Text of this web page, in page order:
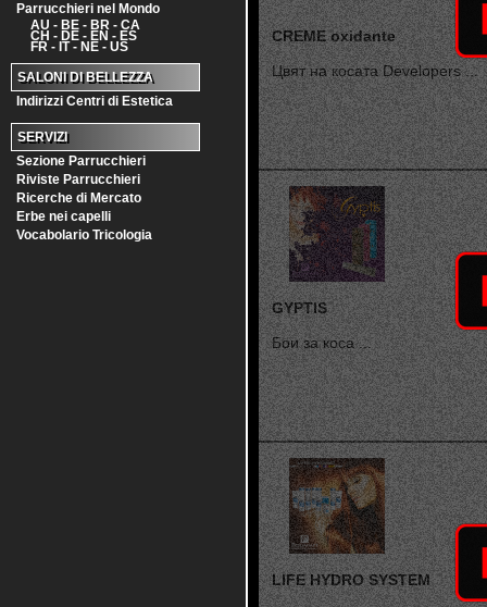
Parrucchieri nel Mondo
AU - BE - BR - CA
CH - DE - EN - ES
FR - IT - NE - US
SALONI DI BELLEZZA
Indirizzi Centri di Estetica
SERVIZI
Sezione Parrucchieri
Riviste Parrucchieri
Ricerche di Mercato
Erbe nei capelli
Vocabolario Tricologia
CREME oxidante
Цвят на косата Developers ...
GYPTIS
Бои за коса ...
LIFE HYDRO SYSTEM